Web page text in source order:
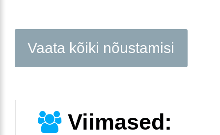
Vaata kõiki nõustamisi
Viimased: